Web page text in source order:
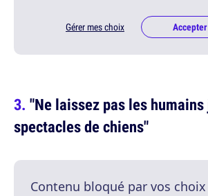
Gérer mes choix
"Ne laissez pas les
spectacles de chiens"
Contenu bloqué par vos